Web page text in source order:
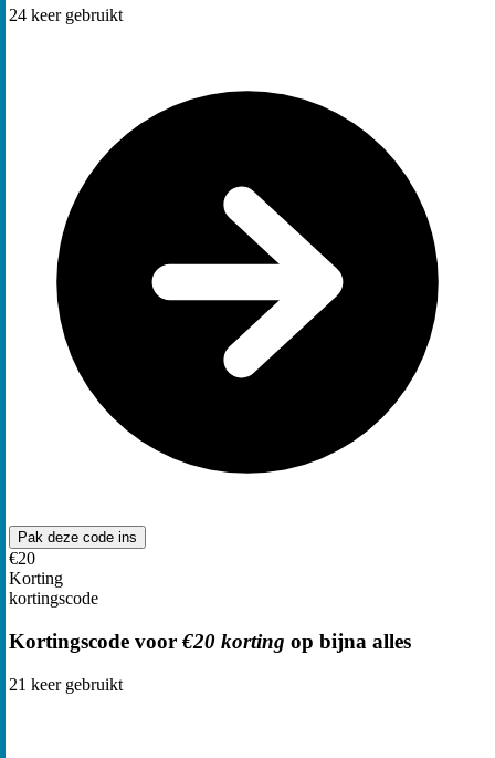
24 keer gebruikt
Pak deze code ins
€20
Korting
kortingscode
Kortingscode voor €20 korting op bijna alles
21 keer gebruikt